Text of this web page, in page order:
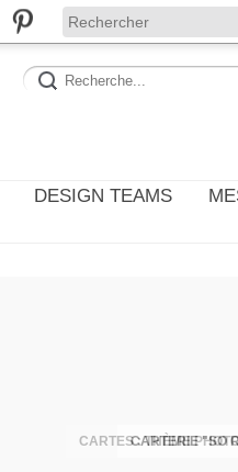
DESIGN TEAMS
CARTES : THÈME